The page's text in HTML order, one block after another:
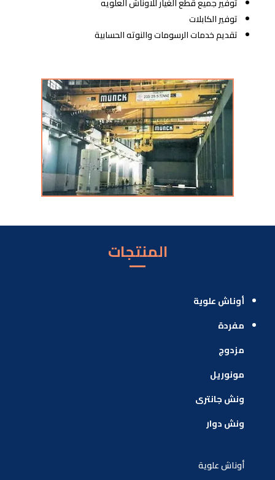
توفير الكابلات
تقديم خدمات الرسومات والنوته الحسابية
المنتجات
أوناش علوية
مفردة
مزدوج
مونوريل
ونش جانترى
ونش دوار
أوناش علوية